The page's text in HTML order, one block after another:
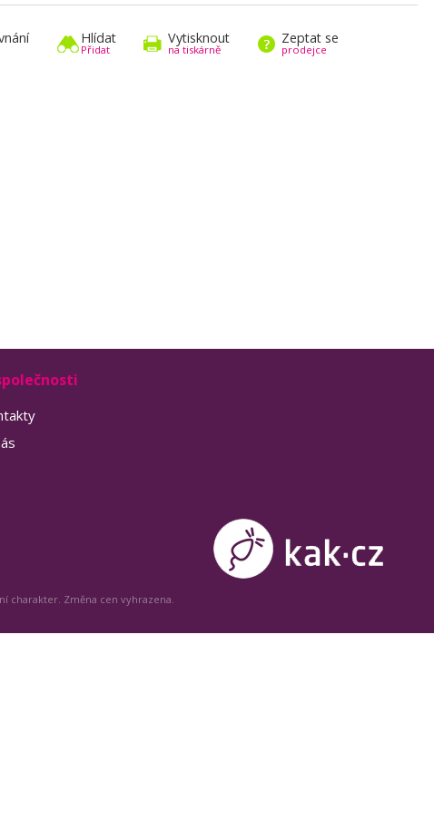
Hlídat
Přidat
Vytisknout
na tiskárně
Zeptat se
prodejce
charakter. Změna cen vyhrazena.